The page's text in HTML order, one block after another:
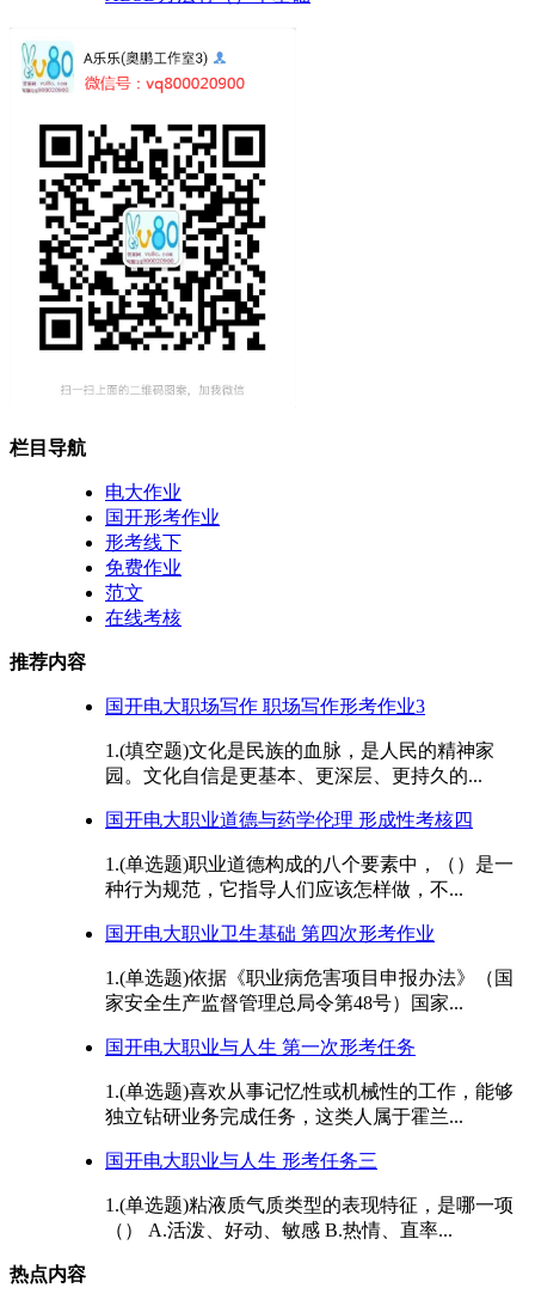
栏目导航
电大作业
国开形考作业
形考线下
免费作业
范文
在线考核
推荐内容
国开电大职场写作 职场写作形考作业3
1.(填空题)文化是民族的血脉，是人民的精神家
园。文化自信是更基本、更深层、更持久的...
国开电大职业道德与药学伦理 形成性考核四
1.(单选题)职业道德构成的八个要素中，（）是一
种行为规范，它指导人们应该怎样做，不...
国开电大职业卫生基础 第四次形考作业
1.(单选题)依据《职业病危害项目申报办法》（国
家安全生产监督管理总局令第48号）国家...
国开电大职业与人生 第一次形考任务
1.(单选题)喜欢从事记忆性或机械性的工作，能够
独立钻研业务完成任务，这类人属于霍兰...
国开电大职业与人生 形考任务三
1.(单选题)粘液质气质类型的表现特征，是哪一项
（） A.活泼、好动、敏感 B.热情、直率...
热点内容